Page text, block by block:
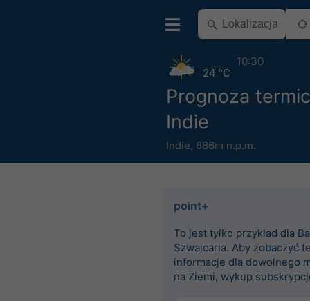
Prognoza
Indie
Indie, 686m n.p.m.
24 °C
10:30
point+
To jest tylko przykład dla
Szwajcaria. Aby zobaczyć
informacje dla dowolnego
na Ziemi, wykup